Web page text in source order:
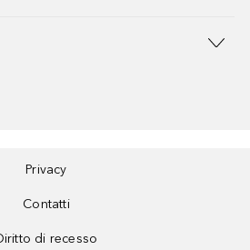
Privacy
Contatti
di recesso